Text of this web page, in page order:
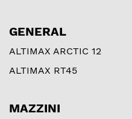
GENERAL
ALTIMAX ARCTIC 12
ALTIMAX RT45
MAZZINI